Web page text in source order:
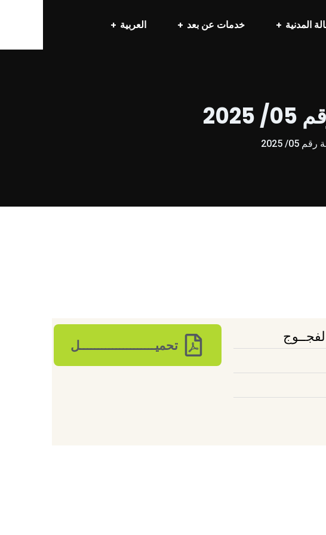
المدنية خدمات عن بعد العربية
2025
تحميـــــــــــــــــــــل